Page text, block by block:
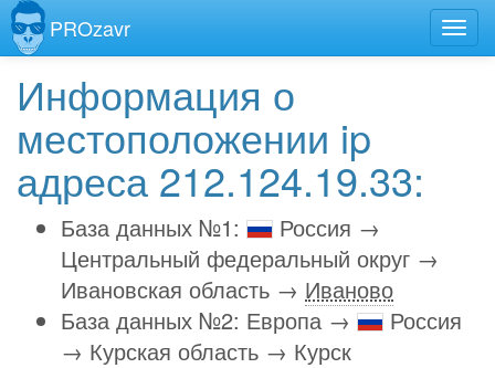
PROzavr
Информация о
местоположении ip
адреса 212.124.19.33:
База данных №1:
Россия →
Центральный федеральный округ →
Ивановская область → Иваново
База данных №2: Европа →
Россия
→ Курская область → Курск